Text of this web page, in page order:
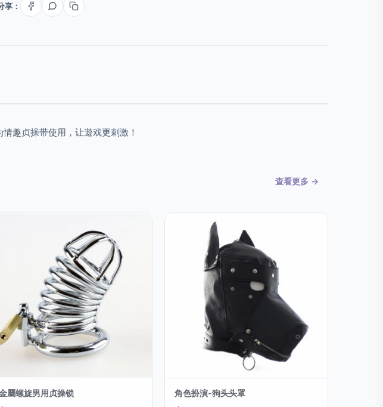
享：
趣贞操带使用，让遊戏更刺激！
查看更多 →
屬螺旋男用贞操锁 角色扮演-狗头头罩